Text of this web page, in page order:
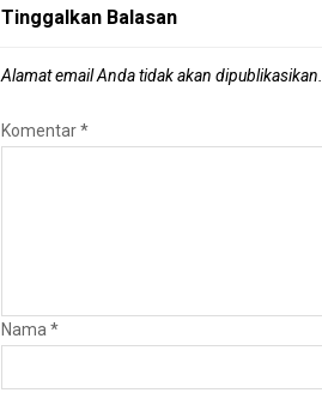
Tinggalkan Balasan
Alamat email Anda tidak akan dipublikasikan.
Komentar*
Nama *